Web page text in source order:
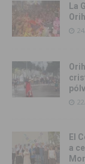
La
El
a